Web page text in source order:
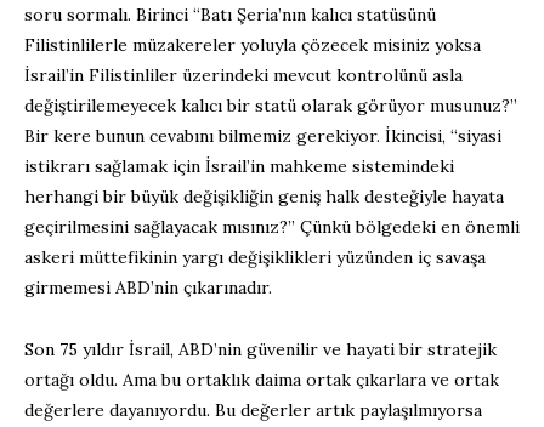
soru sormalı. Birinci “Batı Şeria’nın kalıcı statüsünü
Filistinlilerle müzakereler yoluyla çözecek misiniz yoksa
İsrail’in Filistinliler üzerindeki mevcut kontrolünü asla
değiştirilemeyecek kalıcı bir statü olarak görüyor musunuz?”
Bir kere bunun cevabını bilmemiz gerekiyor. İkincisi, “siyasi
istikrarı sağlamak için İsrail’in mahkeme sistemindeki
herhangi bir büyük değişikliğin geniş halk desteğiyle hayata
geçirilmesini sağlayacak mısınız?” Çünkü bölgedeki en önemli
askeri müttefikinin yargı değişiklikleri yüzünden iç savaşa
girmemesi ABD’nin çıkarınadır.
Son 75 yıldır İsrail, ABD’nin güvenilir ve hayati bir stratejik
ortağı oldu. Ama bu ortaklık daima ortak çıkarlara ve ortak
değerlere dayanıyordu. Bu değerler artık paylaşılmıyorsa